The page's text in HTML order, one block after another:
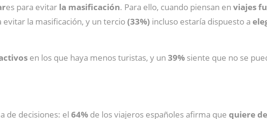
es para evitar la masificación. Para ello, cuando piensan en viajes
evitar la masificación, y un tercio(33%) incluso estaría dispuesto a
en los que haya menos turistas, y un 39% siente que no se
de decisiones: el 64% de los viajeros españoles afirma que quiere